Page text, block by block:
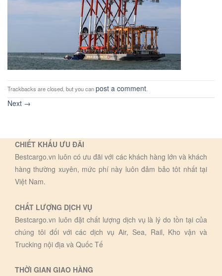
Trackbacks are closed, but you canpost a comment.
Next →
CHIẾT KHẤU ƯU ĐÃI
Bestcargo.vn luôn có ưu đãi với các khách hàng lớn và khách
hàng thường xuyên, mức phí này luôn đảm bảo tôt nhất tại
Việt Nam.
CHẤT LƯỢNG DỊCH VỤ
Bestcargo.vn luôn đặt chất lượng dịch vụ là lý do tồn tại của
chúng tôi đối với các dịch vụ Air, Sea, Rail, Kho vận và
Trucking nội địa và Quốc Tế
THỜI GIAN GIAO HÀNG